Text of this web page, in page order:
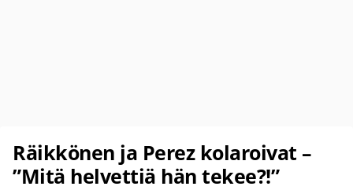
Räikkönen ja Perez kolaroivat –
”Mitä helvettiä hän tekee?!”